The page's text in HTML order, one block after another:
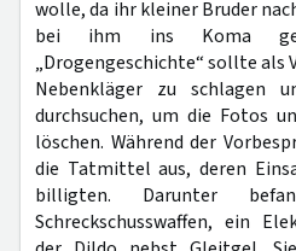
wolle, da ihr kleiner Bruder
bei ihm ins Koma
„Drogengeschichte“ sollte als
Nebenkläger zu schlagen
durchsuchen, um die Fotos
löschen. Während der
die Tatmittel aus, deren
billigten. Darunter
Schreckschusswaffen, ein